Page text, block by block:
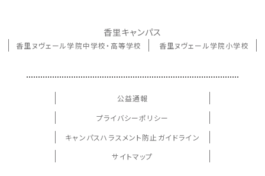
香里キャンパス
香里ヌヴェール学院中学校・高等学校 香里ヌヴェール学院小学校
公益通報
プライバシーポリシー
キャンパスハラスメント防止ガイドライン
サイトマップ